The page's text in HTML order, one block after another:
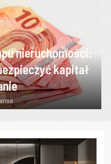
nieruchomości:
kapitał